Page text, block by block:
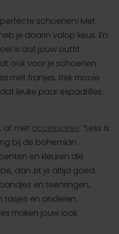
schoenen! Met
je daarin volop keus. En
is dat jouw outfit
ook voor je schoenen.
met franjes, trek mooie
leuke paar espadrilles.
af met accessoires. “Less is
bij de bohemian
en kleuren die
dan zit je altijd goed.
en teenringen,
en anderen
maken jouw look